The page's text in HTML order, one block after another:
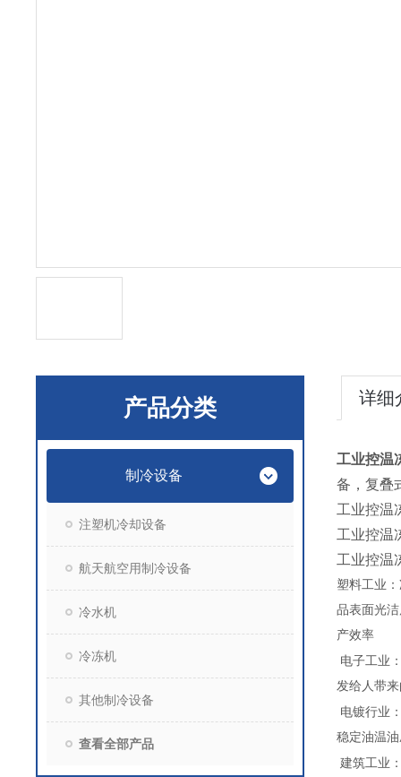
产品分类
制冷设备
注塑机冷却设备
航天航空用制冷设备
冷水机
冷冻机
其他制冷设备
查看全部产品
详细
工业控温
备，复叠
工业控温
工业控温
工业控温
塑料工业
品表面光
产效率
电子工业
发给人带
电镀行业
稳定油温
建筑工业